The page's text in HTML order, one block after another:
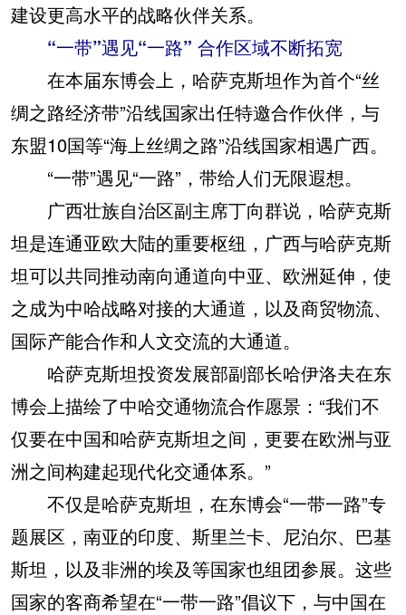
建设更高水平的战略伙伴关系。
“一带”遇见“一路” 合作区域不断拓宽
在本届东博会上，哈萨克斯坦作为首个“丝
绸之路经济带”沿线国家出任特邀合作伙伴，与
东盟10国等“海上丝绸之路”沿线国家相遇广西。
“一带”遇见“一路”，带给人们无限遐想。
广西壮族自治区副主席丁向群说，哈萨克斯
坦是连通亚欧大陆的重要枢纽，广西与哈萨克斯
坦可以共同推动南向通道向中亚、欧洲延伸，使
之成为中哈战略对接的大通道，以及商贸物流、
国际产能合作和人文交流的大通道。
哈萨克斯坦投资发展部副部长哈伊洛夫在东
博会上描绘了中哈交通物流合作愿景：“我们不
仅要在中国和哈萨克斯坦之间，更要在欧洲与亚
洲之间构建起现代化交通体系。”
不仅是哈萨克斯坦，在东博会“一带一路”专
题展区，南亚的印度、斯里兰卡、尼泊尔、巴基
斯坦，以及非洲的埃及等国家也组团参展。这些
国家的客商希望在“一带一路”倡议下，与中国在